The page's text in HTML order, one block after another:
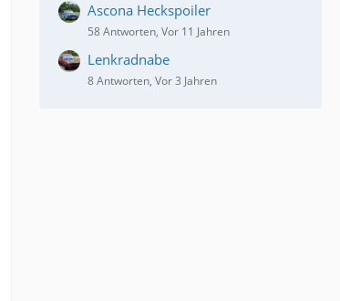
Ascona Heckspoiler
58 Antworten, Vor 11 Jahren
Lenkradnabe
8 Antworten, Vor 3 Jahren